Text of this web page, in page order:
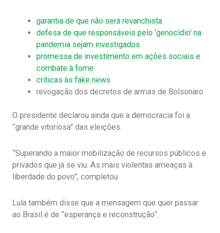
garantia de que não será revanchista
defesa de que responsáveis pelo ‘genocídio’ na
pandemia sejam investigados
promessa de investimento em ações sociais e
combate à fome
críticas às fake news
revogação dos decretos de armas de Bolsonaro
O presidente declarou ainda que a democracia foi a
“grande vitoriosa” das eleições.
“Superando a maior mobilização de recursos públicos e
privados que já se viu. As mais violentas ameaças à
liberdade do povo”, completou.
Lula também disse que a mensagem que quer passar
ao Brasil é de “esperança e reconstrução”.